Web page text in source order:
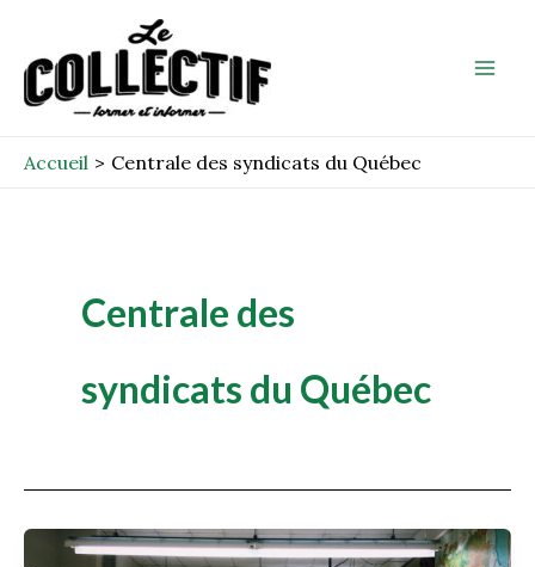
contenu
Accueil Centrale des syndicats du Québec
Centrale des
syndicats du Québec